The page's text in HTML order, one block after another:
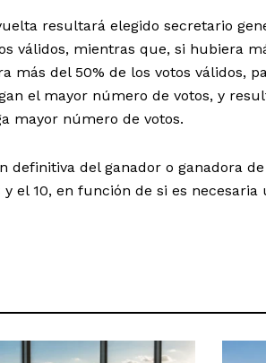
resultará elegido secretario
válidos, mientras que, si hubiera
más del 50% de los votos válidos,
el mayor número de votos, y
mayor número de votos.
definitiva del ganador o ganadora
el 10, en función de si es